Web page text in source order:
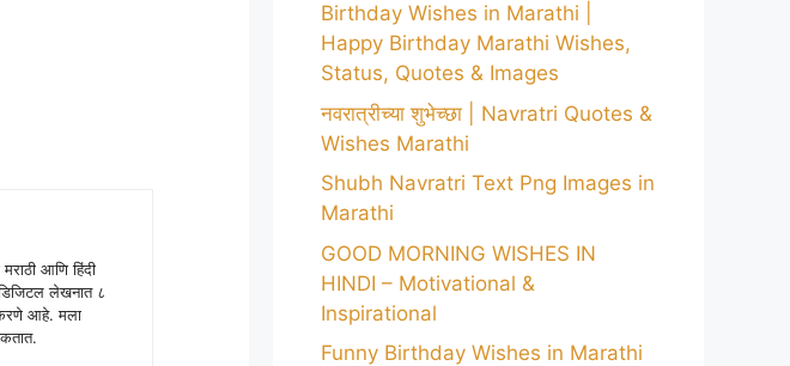
आणि हिंदी
लेखनात ८
करणे आहे. मला
Birthday Wishes in Marathi |
Happy Birthday Marathi Wishes,
Status, Quotes & Images
नवरात्रीच्या शुभेच्छा | Navratri Quotes &
Wishes Marathi
Shubh Navratri Text Png Images in
Marathi
GOOD MORNING WISHES IN
HINDI – Motivational &
Inspirational
Funny Birthday Wishes in Marathi